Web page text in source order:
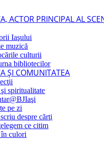
ACTOR PRINCIPAL AL
Iaşului
muzică
culturii
bibliotecilor
ŞI COMUNITATEA
spiritualitate
pe zi
despre cărţi
ce citim
culori